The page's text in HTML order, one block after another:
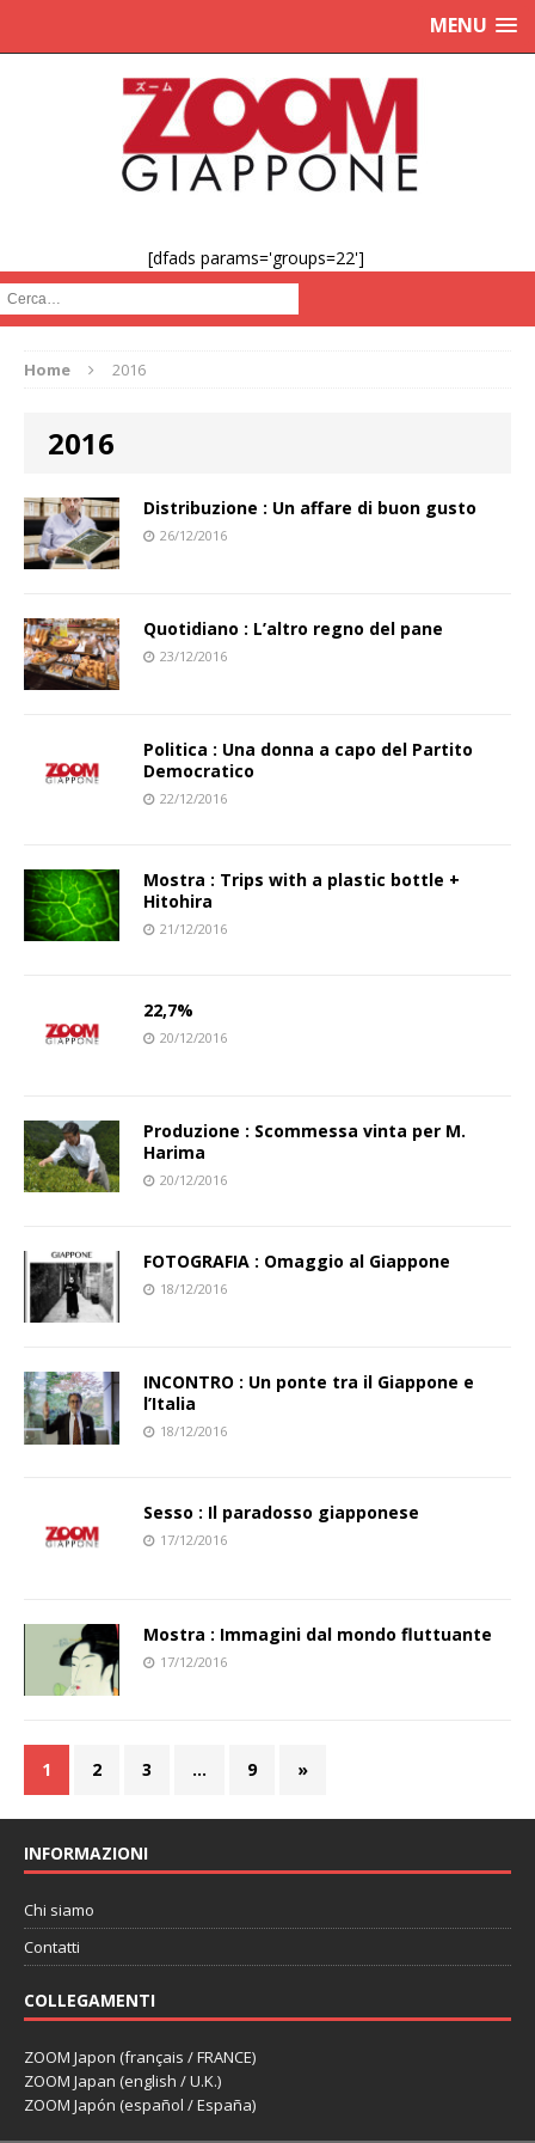
MENU
[dfads params='groups=22']
Cerca :
Home 2016
2016
Distribuzione : Un affare di buon gusto
26/12/2016
Quotidiano : L’altro regno del pane
23/12/2016
Politica : Una donna a capo del Partito
Democratico
22/12/2016
Mostra : Trips with a plastic bottle +
Hitohira
21/12/2016
22,7%
20/12/2016
Produzione : Scommessa vinta per M.
Harima
20/12/2016
FOTOGRAFIA : Omaggio al Giappone
18/12/2016
INCONTRO : Un ponte tra il Giappone e
l’Italia
18/12/2016
Sesso : Il paradosso giapponese
17/12/2016
Mostra : Immagini dal mondo fluttuante
17/12/2016
1 2 3 … 9 »
INFORMAZIONI
Chi siamo
Contatti
COLLEGAMENTI
ZOOM Japon (français / FRANCE)
ZOOM Japan (english / U.K.)
ZOOM Japón (español / España)